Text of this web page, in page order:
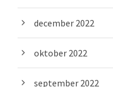
december 2022
oktober 2022
september 2022